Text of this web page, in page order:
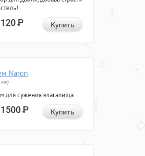
120Р Купить
Naron
для сужения влагалища
Р Купить